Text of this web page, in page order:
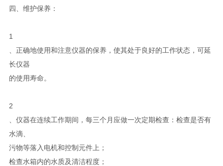
四、维护保养：
1
、正确地使用和注意仪器的保养，使其处于良好的工作状态，可延
长仪器
的使用寿命。
2
、仪器在连续工作期间，每三个月应做一次定期检查：检查是否有
水滴、
污物等落入电机和控制元件上；
检查水箱内的水质及清洁程度；